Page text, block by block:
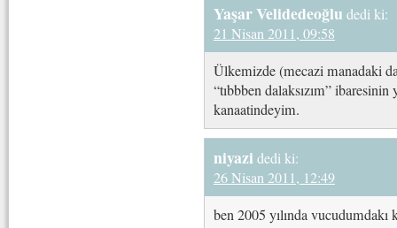
Yaşar Velidedeoğlu dedi ki:
21 Nisan 2011, 09:58
Ülkemizde (mecazi manadaki
“tıbbben dalaksızım” ibaresinin
kanaatindeyim.
niyazi dedi ki:
26 Nisan 2011, 12:49
ben 2005 yılında vucudumdakı